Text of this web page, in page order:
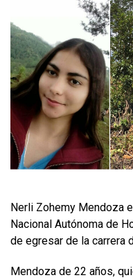
Nerli Zohemy Mendoza
Nacional Autónoma de
de egresar de la carrera
Mendoza de 22 años,